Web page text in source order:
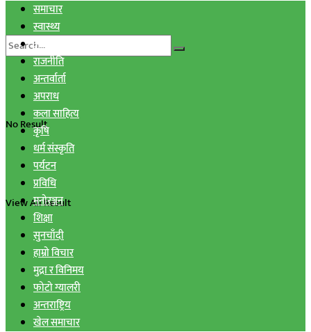
No Result
View All Result
समाचार
स्वास्थ्य
आर्थिक
राजनीति
अन्तर्वार्ता
अपराध
कला साहित्य
कृषि
धर्म संस्कृति
पर्यटन
प्रविधि
मनोरञ्जन
शिक्षा
सुनचाँदी
हाम्रो विचार
मुद्रा र विनिमय
फोटो ग्यालरी
अन्तराष्ट्रिय
खेल समाचार